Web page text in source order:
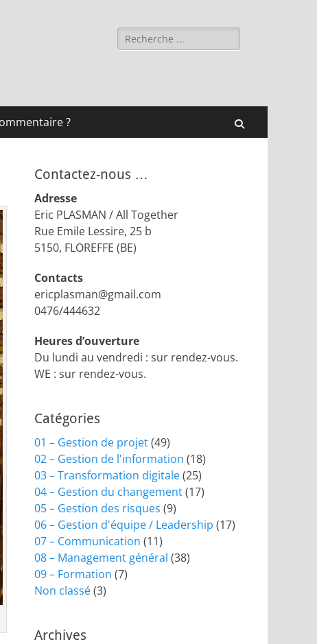
Rechercher :
?
Contactez-nous …
Adresse
Eric PLASMAN / All Together
Rue Emile Lessire, 25 b
5150, FLOREFFE (BE)
Contacts
ericplasman@gmail.com
0476/444632
Heures d’ouverture
Du lundi au vendredi : sur rendez-vous.
WE : sur rendez-vous.
Catégories
01 – Gestion de projet(49)
02 – Gestion de l'information (18)
03 – Transformation digitale(25)
04 – Gestion du changement(17)
05 – Gestion des risques (9)
06 – Gestion d'équipe / Leadership (17)
07 – Communication (11)
08 – Management général (38)
09 – Formation (7)
Non classé(3)
Archives